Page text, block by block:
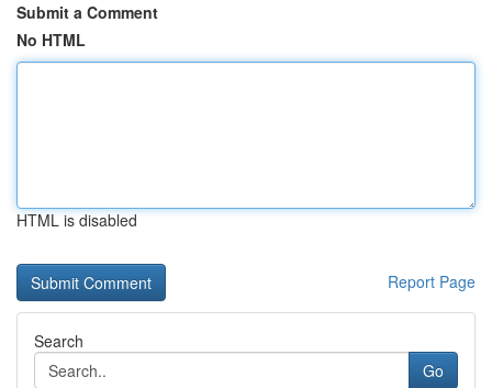
Submit a Comment
No HTML
HTML is disabled
Report Page
Search
Go